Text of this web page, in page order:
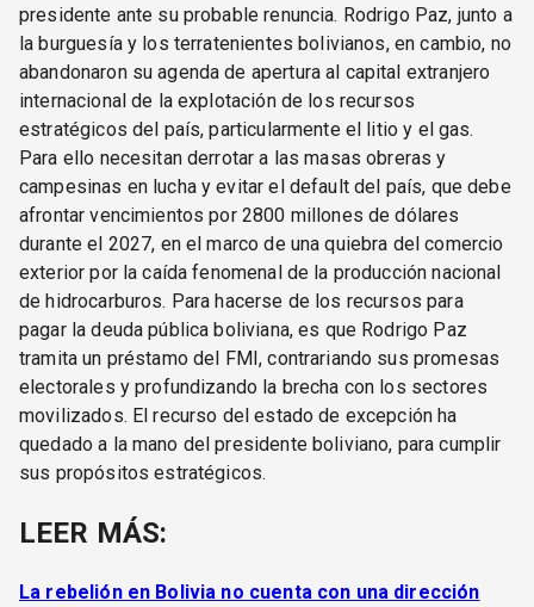
presidente ante su probable renuncia. Rodrigo Paz, junto a
la burguesía y los terratenientes bolivianos, en cambio, no
abandonaron su agenda de apertura al capital extranjero
internacional de la explotación de los recursos
estratégicos del país, particularmente el litio y el gas.
Para ello necesitan derrotar a las masas obreras y
campesinas en lucha y evitar el default del país, que debe
afrontar vencimientos por 2800 millones de dólares
durante el 2027, en el marco de una quiebra del comercio
exterior por la caída fenomenal de la producción nacional
de hidrocarburos. Para hacerse de los recursos para
pagar la deuda pública boliviana, es que Rodrigo Paz
tramita un préstamo del FMI, contrariando sus promesas
electorales y profundizando la brecha con los sectores
movilizados. El recurso del estado de excepción ha
quedado a la mano del presidente boliviano, para cumplir
sus propósitos estratégicos.
LEER MÁS:
La rebelión en Bolivia no cuenta con una dirección